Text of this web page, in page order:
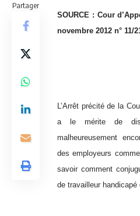
Partager
SOURCE : Cour
novembre 2012 n° 11/
L’Arrêt précité de la
a le mérite de
malheureusement
des employeurs
savoir comment
de travailleur handicapé